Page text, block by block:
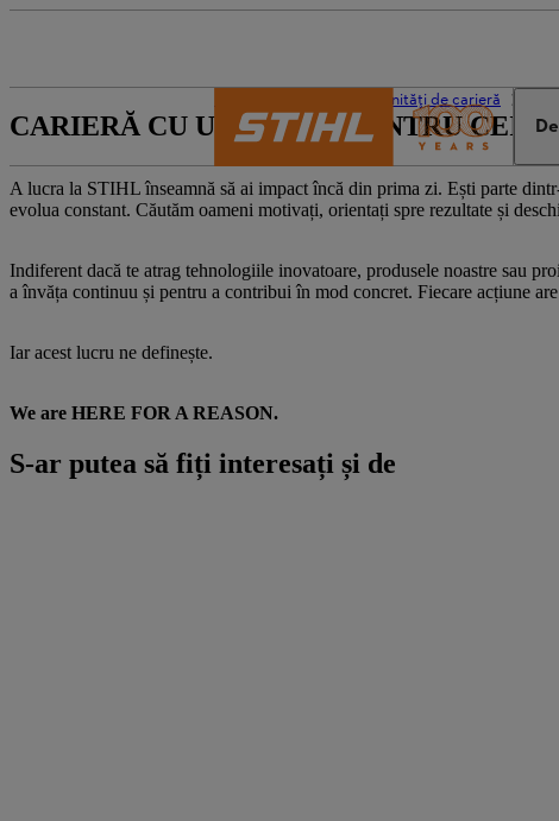
Oportunități de carieră
CARIERĂ CU UN SCOP – PENTRU CEI
A lucra la STIHL înseamnă să ai impact încă din prima zi. Ești parte
evolua constant. Căutăm oameni motivați, orientați spre rezultate și
Indiferent dacă te atrag tehnologiile inovatoare, produsele noastre sau
a învăța continuu și pentru a contribui în mod concret. Fiecare acțiune
Iar acest lucru ne definește.
We are HERE FOR A REASON.
S-ar putea să fiți interesați și de